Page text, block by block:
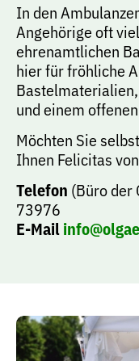
In den
Angehörige oft
ehrenamtlichen
hier für fröhliche
und einem
Möchten Sie
Ihnen Felicitas
Telefon (Büro
73976
E-Mail